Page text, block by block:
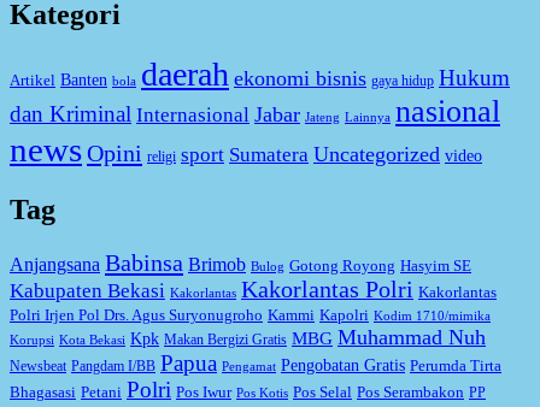
Kategori
Artikel Banten bola daerah ekonomi bisnis gaya hidup Hukum
dan Kriminal Internasional Jabar Jateng Lainnya nasional
newsOpini religi sport Sumatera Uncategorized video
Tag
Anjangsana Babinsa Brimob Bulog Gotong Royong Hasyim SE
Kabupaten Bekasi Kakorlantas Kakorlantas Polri Kakorlantas
Polri Irjen Pol Drs. Agus Suryonugroho Kammi Kapolri Kodim 1710/mimika
Korupsi Kota Bekasi Kpk Makan Bergizi Gratis MBG Muhammad Nuh
Newsbeat Pangdam I/BB Papua Pengamat Pengobatan Gratis Perumda Tirta
Bhagasasi Petani Polri Pos Iwur Pos Kotis Pos Selal Pos Serambakon PP